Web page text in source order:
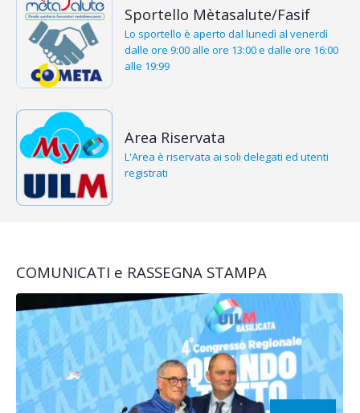
Sportello Mètasalute/Fasif
Lo sportello è aperto dal lunedì al venerdì
dalle ore 9:00 alle ore 13:00 e dalle ore 16:00
alle 19:99
Area Riservata
L'Area è riservata ai soli delegati ed utenti
registrati
COMUNICATI e RASSEGNA STAMPA